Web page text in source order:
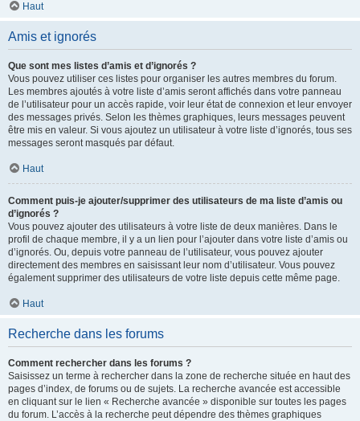
Haut
Amis et ignorés
Que sont mes listes d’amis et d’ignorés ?
Vous pouvez utiliser ces listes pour organiser les autres membres du forum.
Les membres ajoutés à votre liste d’amis seront affichés dans votre panneau
de l’utilisateur pour un accès rapide, voir leur état de connexion et leur envoyer
des messages privés. Selon les thèmes graphiques, leurs messages peuvent
être mis en valeur. Si vous ajoutez un utilisateur à votre liste d’ignorés, tous ses
messages seront masqués par défaut.
Haut
Comment puis-je ajouter/supprimer des utilisateurs de ma liste d’amis ou
d’ignorés ?
Vous pouvez ajouter des utilisateurs à votre liste de deux manières. Dans le
profil de chaque membre, il y a un lien pour l’ajouter dans votre liste d’amis ou
d’ignorés. Ou, depuis votre panneau de l’utilisateur, vous pouvez ajouter
directement des membres en saisissant leur nom d’utilisateur. Vous pouvez
également supprimer des utilisateurs de votre liste depuis cette même page.
Haut
Recherche dans les forums
Comment rechercher dans les forums ?
Saisissez un terme à rechercher dans la zone de recherche située en haut des
pages d’index, de forums ou de sujets. La recherche avancée est accessible
en cliquant sur le lien « Recherche avancée » disponible sur toutes les pages
du forum. L’accès à la recherche peut dépendre des thèmes graphiques